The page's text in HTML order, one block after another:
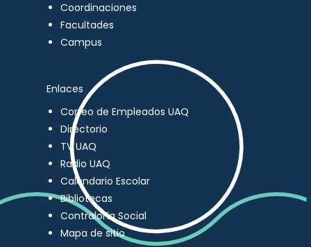
Coordinaciones
Facultades
Campus
Enlaces
Correo de Empleados UAQ
Directorio
TV UAQ
Radio UAQ
Calendario Escolar
Bibliotecas
Contraloría Social
Mapa de sitio